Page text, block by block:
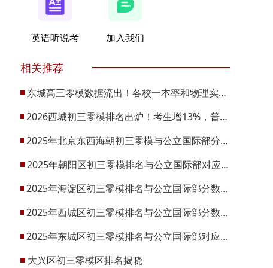
英语听说考 加入我们
相关推荐
东城高三零模数据流出！各校一本率和物理实力究竟如何？
2026西城初三零模排名出炉！考生增13%，普高录取率会降吗？
2025年北京东西海朝初三零模与公立国际部分数排名对应情况
2025年朝阳区初三零模排名与公立国际部对应分数排名
2025年海淀区初三零模排名与公立国际部分数线与录取对应关系
2025年西城区初三零模排名与公立国际部分数线与录取对应关系
2025年东城区初三零模排名与公立国际部对应分数线及录取排名
大兴区初三零模区排名揭晓